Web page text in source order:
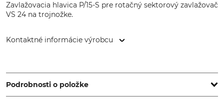
Zavlažovacia hlavica P/15-S pre rotačný sektorový zavlažovač
VS 24 na trojnožke.
Kontaktné informácie výrobcu
Italy, www.gedankenitalia.com
Podrobnosti o položke